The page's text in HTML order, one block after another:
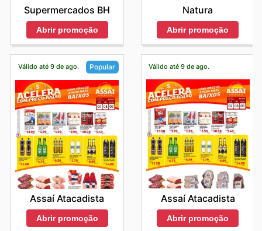
Supermercados BH
Abrir promoção
Natura
Abrir promoção
Válido até 9 de ago. Popular
Assaí Atacadista
Abrir promoção
Válido até 9 de ago.
Assaí Atacadista
Abrir promoção